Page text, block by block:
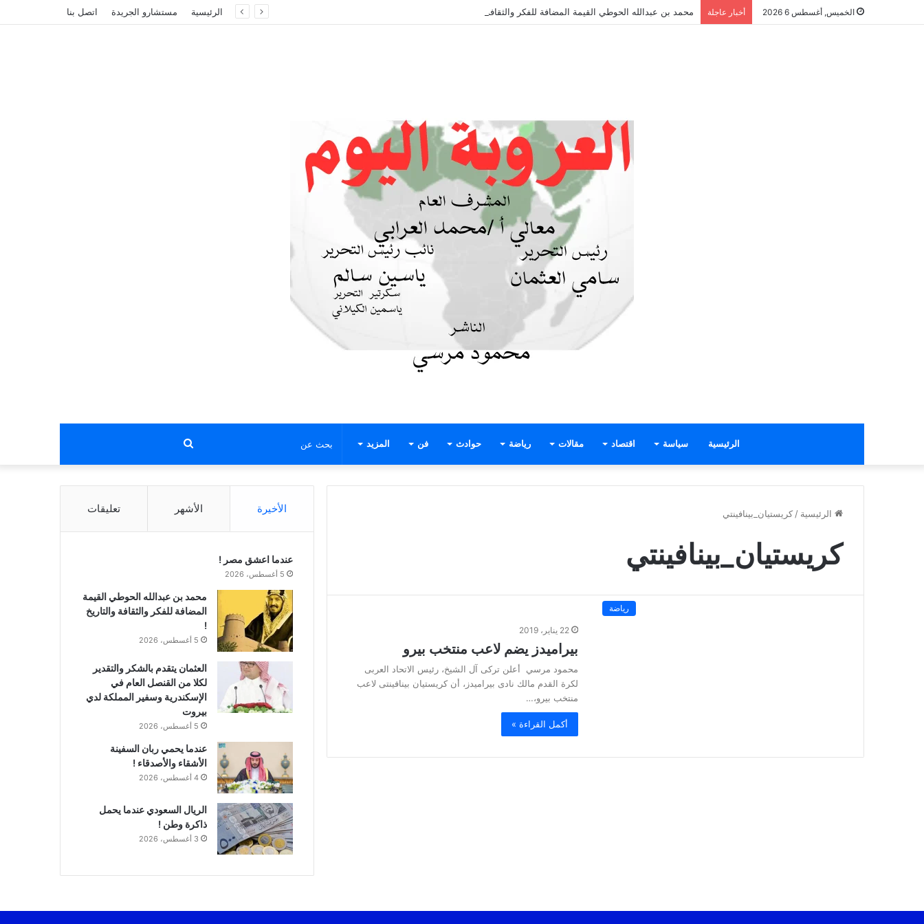
الخميس, أغسطس 6 2026 أخبار عاجلة محمد بن عبدالله الحوطي القيمة المضافة للفكر والثقافة والتاريخ ! الرئيسية مستشارو الجريدة اتصل بنا
الرئيسية سياسة اقتصاد مقالات رياضة حوادث فن المزيد بحث
عن
الرئيسية / كريستيان_بينافينتي
كريستيان_بينافينتي
رياضة
22 يناير، 2019
بيراميدز يضم لاعب منتخب بيرو
محمود مرسي أعلن تركى آل الشيخ، رئيس الاتحاد العربى
لكرة القدم مالك نادى بيراميدز، أن كريستيان بينافينتى لاعب
منتخب بيرو،…
أكمل القراءة »
الأخيرة الأشهر تعليقات
عندما اعشق مصر !
5 أغسطس، 2026
محمد بن عبدالله الحوطي القيمة
المضافة للفكر والثقافة والتاريخ
!
5 أغسطس، 2026
العثمان يتقدم بالشكر والتقدير
لكلا من القنصل العام في
الإسكندرية وسفير المملكة لدي
بيروت
5 أغسطس، 2026
عندما يحمي ربان السفينة
الأشقاء والأصدقاء !
4 أغسطس، 2026
الريال السعودي عندما يحمل
ذاكرة وطن !
3 أغسطس، 2026